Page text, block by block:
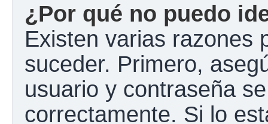
¿Por qué no puedo
Existen varias razones
suceder. Primero,
usuario y contraseña
correctamente. Si lo